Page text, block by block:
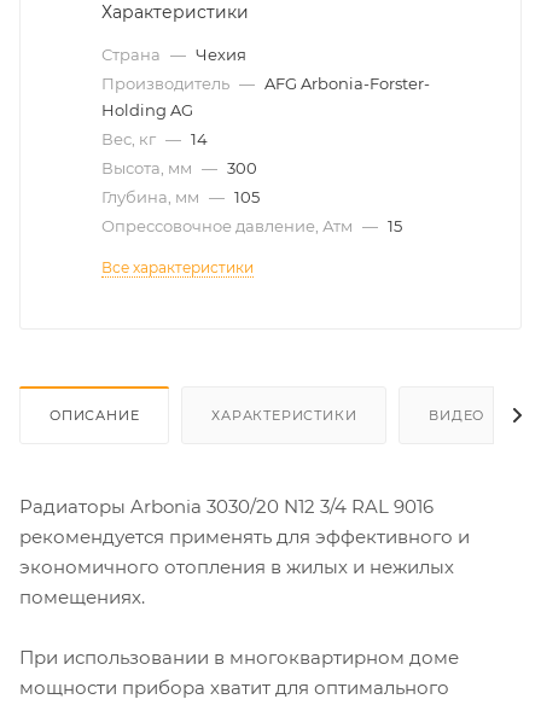
Характеристики
Страна — Чехия
Производитель — AFG Arbonia-Forster-
Holding AG
Вес, кг — 14
Высота, мм — 300
Глубина, мм — 105
Опрессовочное давление, Атм — 15
Все характеристики
ОПИСАНИЕ ХАРАКТЕРИСТИКИ ВИДЕО
Радиаторы Arbonia 3030/20 N12 3/4 RAL 9016
рекомендуется применять для эффективного и
экономичного отопления в жилых и нежилых
помещениях.
При использовании в многоквартирном доме
мощности прибора хватит для оптимального